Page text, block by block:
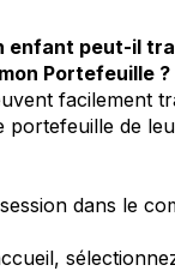
enfant peut-il
Portefeuille ?
facilement
portefeuille de
dans le